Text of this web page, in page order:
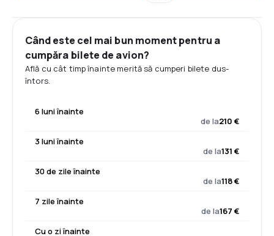
Când este cel mai bun moment pentru a
cumpăra bilete de avion?
Află cu cât timp înainte merită să cumperi bilete dus-
întors.
6 luni înainte
de la210 €
3 luni înainte
de la131 €
30 de zile înainte
de la118 €
7 zile înainte
de la167 €
Cu o zi înainte